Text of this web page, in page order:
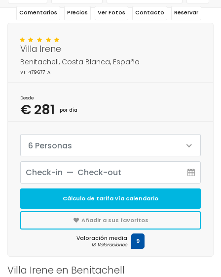
Comentarios Precios Ver Fotos Contacto Reservar
Villa Irene en Benitachell
Villa Irene
Benitachell, Costa Blanca, España
VT-479677-A
Desde
€ 281 por día
6 Personas
Cálculo de tarifa vía calendario
Añadir a sus favoritos
Valoración media
13 Valoraciones 9